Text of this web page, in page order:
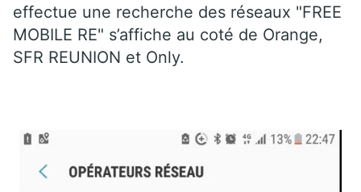
effectue une recherche des réseaux "FREE
MOBILE RE" s’affiche au coté de Orange,
SFR REUNION et Only.